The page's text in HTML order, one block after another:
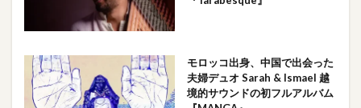
モロッコ出身、中国で出会った
夫婦デュオ Sarah & Ismael 越
境的サウンドの初フルアルバム